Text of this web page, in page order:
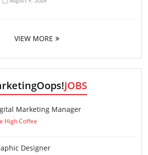
VIEW MORE
JOBS
Marketing Manager
High Coffee
Designer